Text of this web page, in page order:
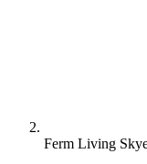
Ferm Living